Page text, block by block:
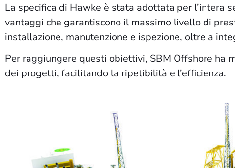
La specifica di Hawke è stata adottata per l’intera
vantaggi che garantiscono il massimo livello di
installazione, manutenzione e ispezione, oltre a
Per raggiungere questi obiettivi, SBM Offshore ha
dei progetti, facilitando la ripetibilità e l’efficienza.